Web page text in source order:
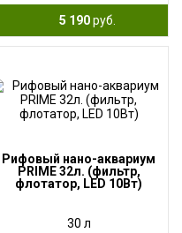
5 190руб.
Рифовый нано-аквариум
PRIME 32л. (фильтр,
флотатор, LED 10Вт)
30 л